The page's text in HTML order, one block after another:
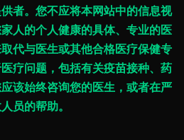
者。您不应将本网站中的信息视
人的个人健康的具体、专业的医
代与医生或其他合格医疗保健专
疗问题，包括有关疫苗接种、药
该始终咨询您的医生，或者在严
员的帮助。